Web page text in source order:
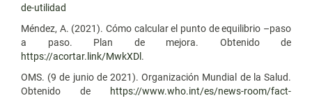
de-utilidad
Méndez, A. (2021). Cómo calcular el punto de equilibrio –paso
a paso. Plan de mejora. Obtenido de
https://acortar.link/MwkXDl .
OMS. (9 de junio de 2021). Organización Mundial de la Salud.
Obtenido de
https://www.who.int/es/news-room/fact-